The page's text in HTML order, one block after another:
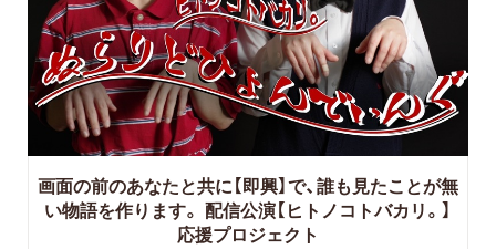
画面の前のあなたと共に【即興】で、誰も見たことが無
い物語を作ります。 配信公演【ヒトノコトバカリ。】
応援プロジェクト